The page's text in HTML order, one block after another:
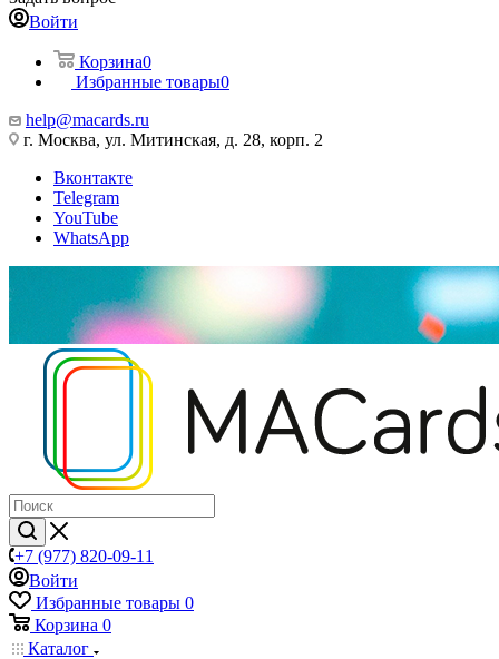
Войти
Корзина0
Избранные товары0
help@macards.ru
г. Москва, ул. Митинская, д. 28, корп. 2
Вконтакте
Telegram
YouTube
WhatsApp
+7 (977) 820-09-11
Войти
Избранные товары 0
Корзина 0
Каталог